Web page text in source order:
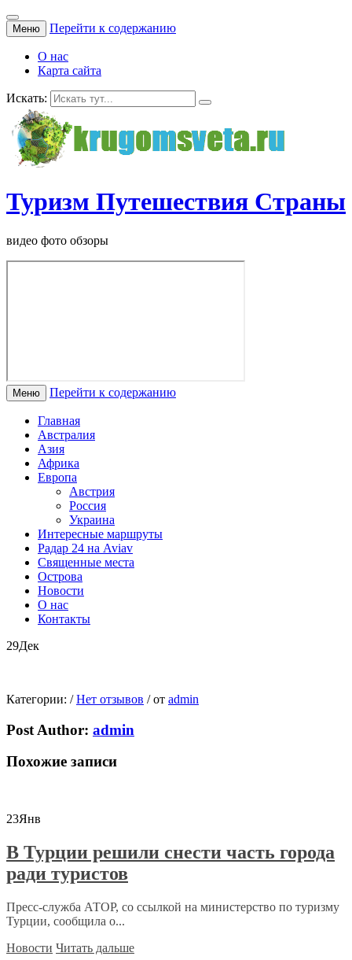
Меню Перейти к содержанию
О нас
Карта сайта
Искать:
Туризм Путешествия Страны
видео фото обзоры
Меню Перейти к содержанию
Главная
Австралия
Азия
Африка
Европа
Австрия
Россия
Украина
Интересные маршруты
Радар 24 на Aviav
Священные места
Острова
Новости
О нас
Контакты
29Дек
Категории: / Нет отзывов /от admin
Post Author: admin
Похожие записи
23Янв
В Турции решили снести часть города
ради туристов
Пресс-служба АТОР, со ссылкой на министерство по туризму
Турции, сообщила о...
Новости Читать дальше